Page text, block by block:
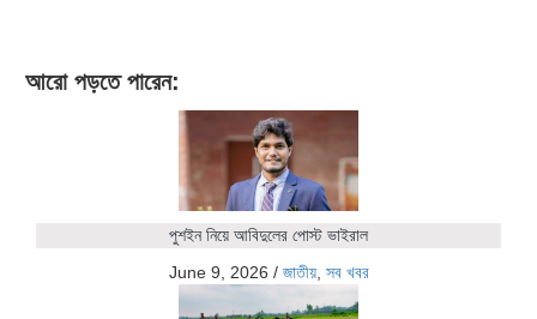
আরো পড়তে পারেন:
পুশইন নিয়ে আবিদুলের পোস্ট ভাইরাল
June 9, 2026 / জাতীয়, সব খবর